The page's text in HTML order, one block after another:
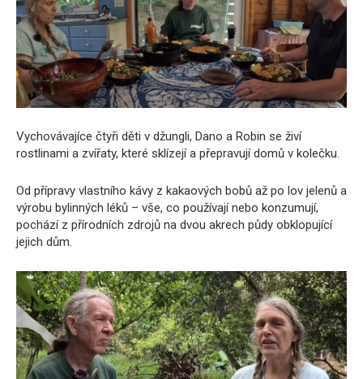
Vychovávajíce čtyři děti v džungli, Dano a Robin se živí
rostlinami a zvířaty, které sklízejí a přepravují domů v kolečku.
Od přípravy vlastního kávy z kakaových bobů až po lov jelenů a
výrobu bylinných léků – vše, co používají nebo konzumují,
pochází z přírodních zdrojů na dvou akrech půdy obklopující
jejich dům.